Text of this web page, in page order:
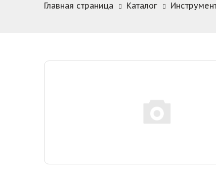
Главная страница Каталог